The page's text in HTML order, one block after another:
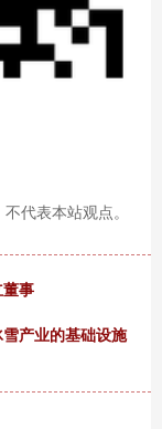
代表本站观点。
事
产业的基础设施